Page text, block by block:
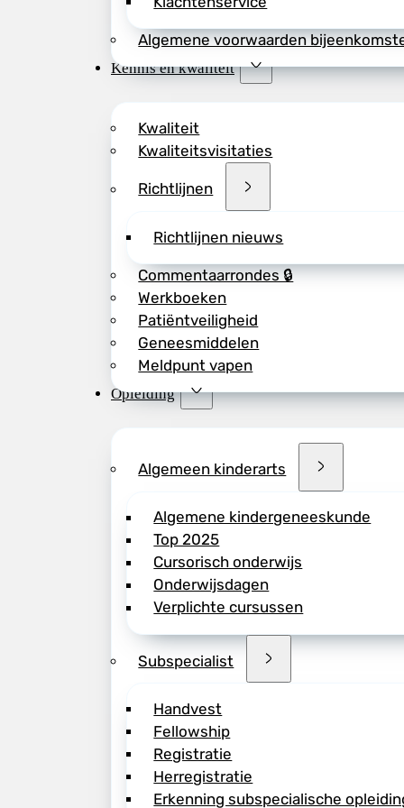
Algemene voorwaarden
Kennis en kwaliteit
Kwaliteit
Kwaliteitsvisitaties
Richtlijnen
Richtlijnen nieuws
Commentaarrondes 🔒
Werkboeken
Patiëntveiligheid
Geneesmiddelen
Meldpunt vapen
Opleiding
Algemeen kinderarts
Algemene kindergeneeskunde
Top 2025
Cursorisch onderwijs
Onderwijsdagen
Verplichte cursussen
Subspecialist
Handvest
Fellowship
Registratie
Herregistratie
Erkenning subspecialische